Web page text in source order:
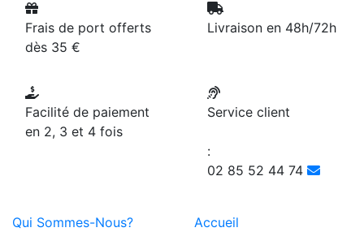
Frais de port offerts
dès 35 €
Livraison en 48h/72h
Facilité de paiement
en 2, 3 et 4 fois
Service client
:
02 85 52 44 74
Qui Sommes-Nous?
Accueil